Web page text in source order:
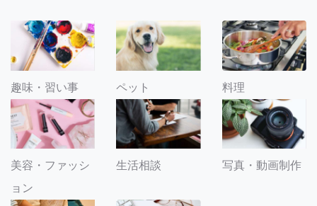
趣味・習い事 ペット 料理
美容・ファッシ
ョン
生活相談 写真・動画制作